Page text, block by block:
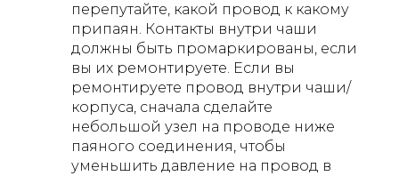
перепутайте, какой провод к какому
припаян. Контакты внутри чаши
должны быть промаркированы, если
вы их ремонтируете. Если вы
ремонтируете провод внутри чаши/
корпуса, сначала сделайте
небольшой узел на проводе ниже
паяного соединения, чтобы
уменьшить давление на провод в